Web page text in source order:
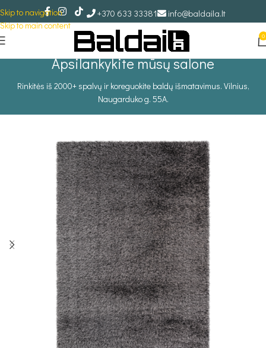
Skip to navigation
Skip to main content
+370 633 33381 info@baldaila.lt
0
Apsilankykite mūsų salone
Rinkitės iš 2000+ spalvų ir koreguokite baldų išmatavimus. Vilnius,
Naugarduko g. 55A.